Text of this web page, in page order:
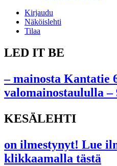
Kirjaudu
Näköislehti
Tilaa
LED IT BE
– mainosta Kantatie
valomainostaululla –
KESÄLEHTI
on ilmestynyt! Lue
klikkaamalla tästä